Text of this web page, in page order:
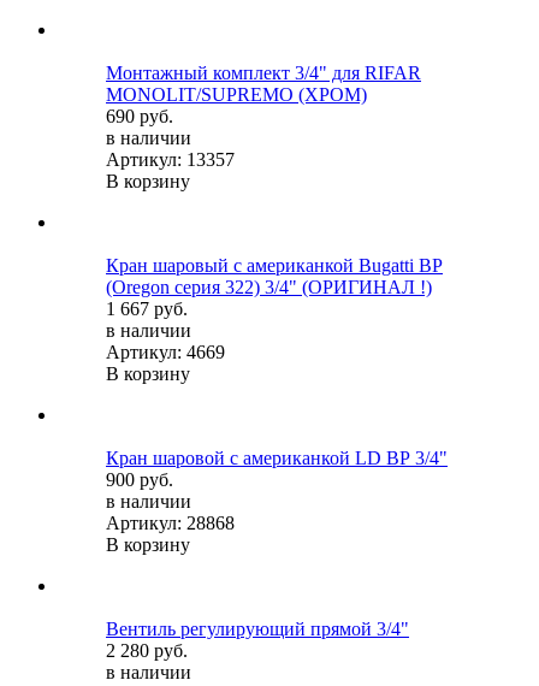
Монтажный комплект 3/4" для RIFAR
MONOLIT/SUPREMO (ХРОМ)
690 руб.
в наличии
Артикул: 13357
В корзину
Кран шаровый с американкой Bugatti ВР
(Oregon серия 322) 3/4" (ОРИГИНАЛ !)
1 667 руб.
в наличии
Артикул: 4669
В корзину
Кран шаровой c американкой LD ВР 3/4"
900 руб.
в наличии
Артикул: 28868
В корзину
Вентиль регулирующий прямой 3/4"
2 280 руб.
в наличии